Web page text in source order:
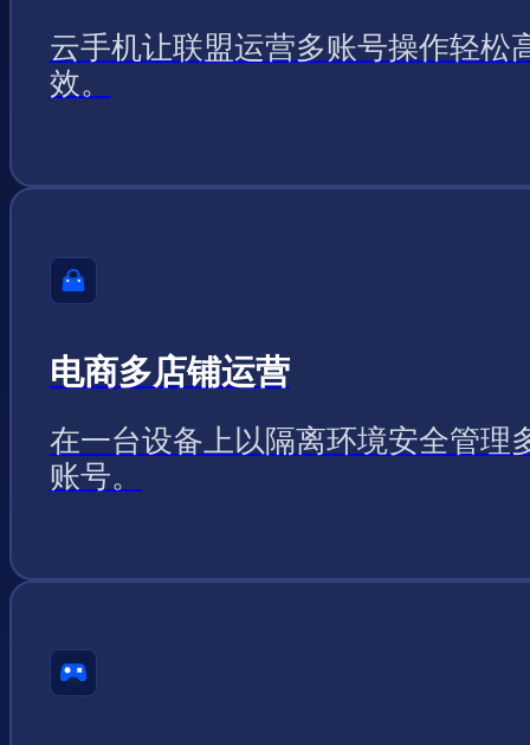
云手机让联盟运营多账号操作轻松
效。
电商多店铺运营
在一台设备上以隔离环境安全管理
账号。